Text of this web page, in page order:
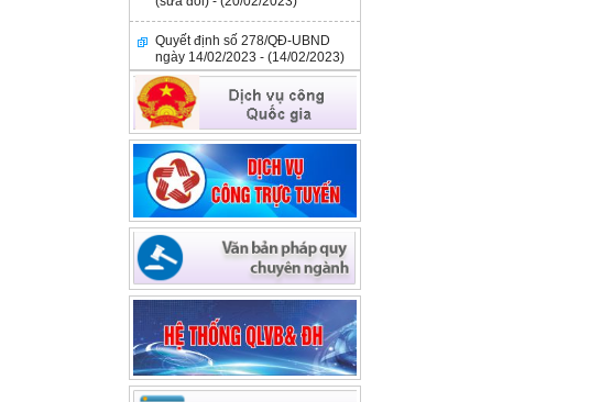
Quyết định số 278/QĐ-UBND
ngày 14/02/2023 - (14/02/2023)
Công văn số 98/KKT-TNMT&DN
ngày 03/02/2023 - (03/02/2023)
Quyết định số 3451/QĐ-UBND
ngày 09/12/2022 - (09/12/2022)
Công văn số 180/QDNNVV-NVCV
ngày 27/9/2022 V/v thông tin hỗ
trợ tài chính đối với DNNVV của
Quỹ Phát triển DNNVV -
(27/09/2022)